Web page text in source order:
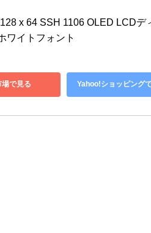
x 64 SSH 1106 OLED LCDデ
ワイトフォント
で見る Yahoo!ショッピング